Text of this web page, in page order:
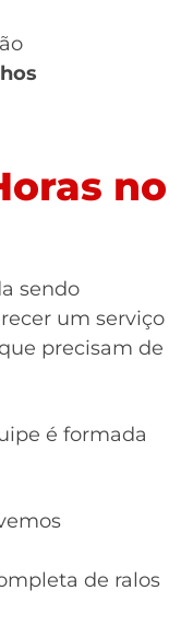
no
sendo
um serviço
precisam de
é formada
de ralos